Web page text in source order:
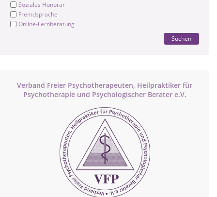
Soziales Honorar
Fremdsprache
Online-Fernberatung
Suchen
Verband Freier Psychotherapeuten, Heilpraktiker für
Psychotherapie und Psychologischer Berater e.V.